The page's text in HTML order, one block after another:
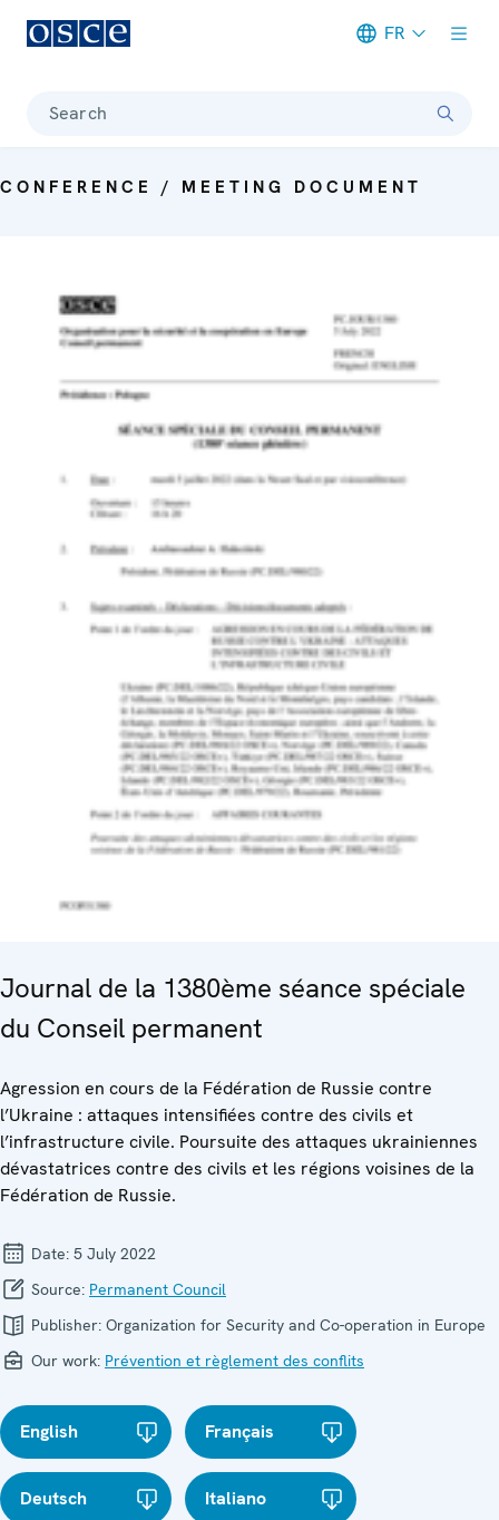
FR
Search
CONFERENCE / MEETING DOCUMENT
Journal de la 1380ème séance spéciale
du Conseil permanent
Agression en cours de la Fédération de Russie contre
l’Ukraine : attaques intensifiées contre des civils et
l’infrastructure civile. Poursuite des attaques ukrainiennes
dévastatrices contre des civils et les régions voisines de la
Fédération de Russie.
Date: 5 July 2022
Source: Permanent Council
Publisher: Organization for Security and Co-operation in Europe
Our work: Prévention et règlement des conflits
English Français
Deutsch Italiano